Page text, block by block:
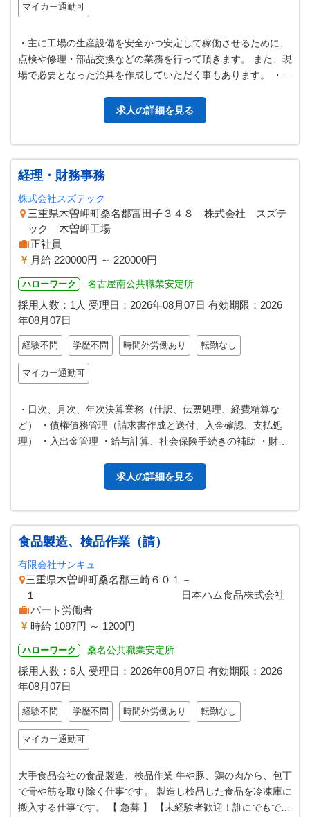
マイカー通勤可
・主に工場の生産設備を安全かつ安定して稼働させるために、
点検や修理・部品交換などの業務を行って頂きます。 また、現
場で必要となった治具を作成していただく事もあります。 ・設
求人の詳細を見る
経理・財務事務
株式会社スズテック
三重県木曽岬町桑名郡富田子３４８ 株式会社 スズテ
ック 木曽岬工場
正社員
月給 220000円 ～ 220000円
ハローワーク 名古屋南公共職業安定所
採用人数：1人 受理日： 2026年08月07日 有効期限： 2026
年08月07日
経験不問 学歴不問 時間外労働あり 転勤なし
マイカー通勤可
・日次、月次、年次決算業務（仕訳、伝票処理、経費精算な
ど） ・債権債務管理（請求書作成と送付、入金確認、支払処
理） ・入出金管理 ・給与計算、社会保険手続きの補助 ・財務
求人の詳細を見る
食品製造、検品作業（請）
有限会社サンキュ
三重県木曽岬町桑名郡三崎６０１－
１ 日本ハム食品株式会社
パート労働者
時給 1087円 ～ 1200円
ハローワーク 桑名公共職業安定所
採用人数：6人 受理日： 2026年08月07日 有効期限： 2026
年08月07日
経験不問 学歴不問 時間外労働あり 転勤なし
マイカー通勤可
大手食品会社の食品製造、検品作業 牛や豚、鶏の肉から、包丁
で骨や筋を取り除く仕事です。 製造し検品した食品を冷凍庫に
搬入する仕事です。 【 急募 】 【未経験者歓迎！誰にでもでき